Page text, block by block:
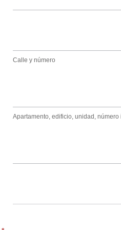
Calle y número
Apartamento, edificio, unidad, número